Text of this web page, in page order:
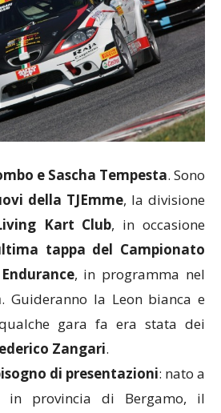
e Sascha Tempesta. Sono
della TJEmme, la divisione
Kart Club, in occasione
tappa del Campionato
, in programma nel
. Guideranno la Leon bianca e
gara fa era stata dei
Zangari.
di presentazioni: nato a
in provincia di Bergamo, il